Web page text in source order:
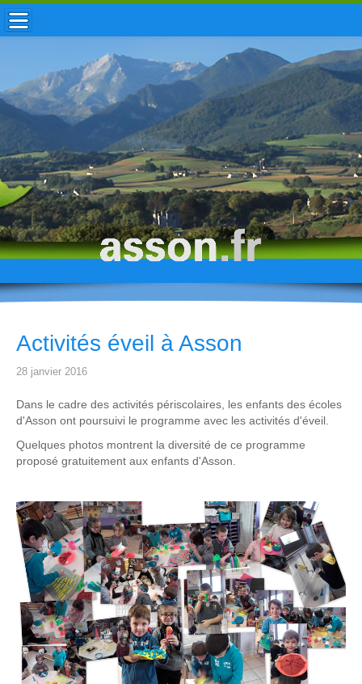
ACCUEIL / INFOS
MUNICIPALITÉ
VIE LOCALE
ENFANCE
TOURISME
HISTOIRE
Activités éveil à Asson
28 janvier 2016
Dans le cadre des activités périscolaires, les enfants des écoles
d'Asson ont poursuivi le programme avec les activités d'éveil.
Quelques photos montrent la diversité de ce programme
proposé gratuitement aux enfants d'Asson.